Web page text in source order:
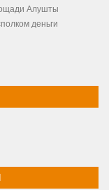
Алушты
деньги